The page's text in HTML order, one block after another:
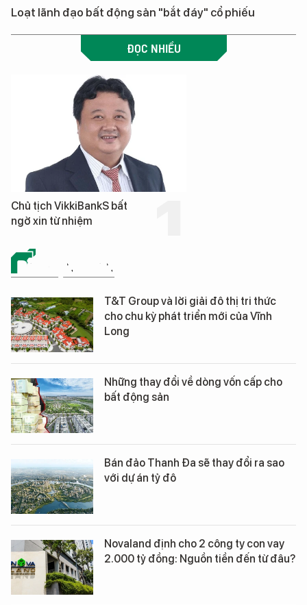
Loạt lãnh đạo bất động sản "bắt đáy" cổ phiếu
ĐỌC NHIỀU
Chủ tịch VikkiBankS bất
ngờ xin từ nhiệm
BẤT ĐỘNG SẢN
T&T Group và lời giải đô thị tri thức
cho chu kỳ phát triển mới của Vĩnh
Long
Những thay đổi về dòng vốn cấp cho
bất động sản
Bán đảo Thanh Đa sẽ thay đổi ra sao
với dự án tỷ đô
Novaland định cho 2 công ty con vay
2.000 tỷ đồng: Nguồn tiền đến từ đâu?